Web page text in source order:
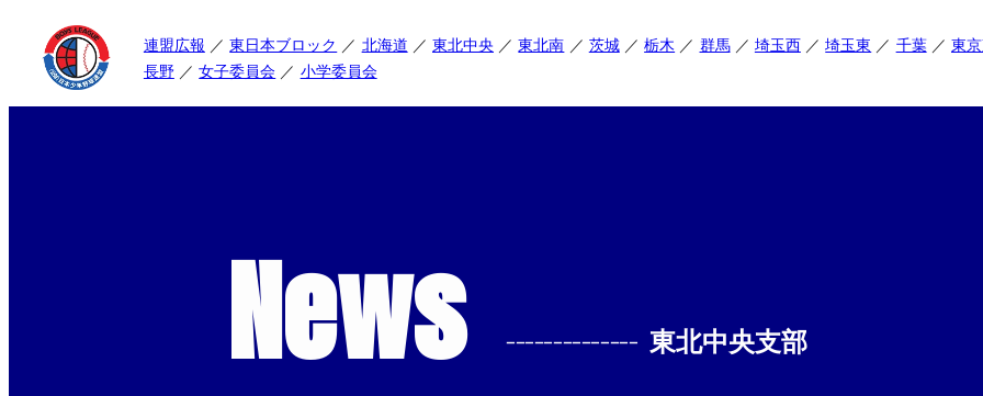
連盟広報 東日本ブロック 北海道 東北中央 東北南 茨城 栃木 群馬 埼玉西 埼玉東 千葉
東
長野
女子委員会 小学委員会
News -------------- 東北中央支部